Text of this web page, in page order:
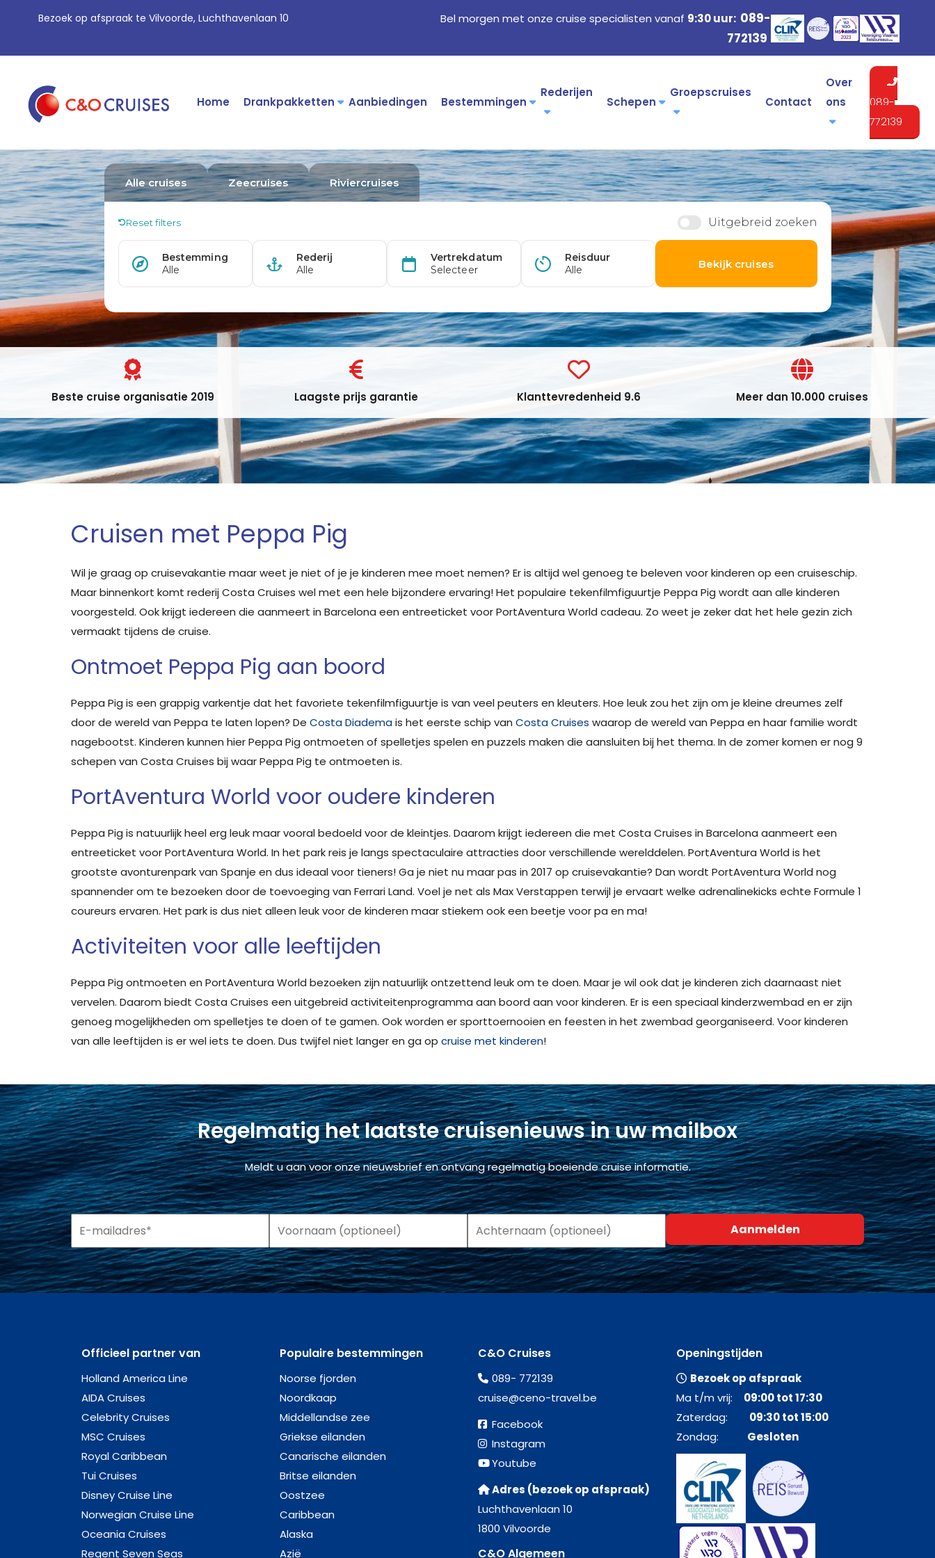
Bezoek op afspraak te Vilvoorde, Luchthavenlaan 10 Bel morgen met onze cruise specialisten vanaf 9:30 uur: 089-
772139
Home Drankpakketten Aanbiedingen Bestemmingen
Rederijen
Schepen
Groepscruises
Contact
Over
ons
089-
772139
Beste cruise organisatie 2019 Laagste prijs garantie Klanttevredenheid 9.6 Meer dan 10.000 cruises
Cruisen met Peppa Pig
Wil je graag op cruisevakantie maar weet je niet of je je kinderen mee moet nemen? Er is altijd wel genoeg te beleven voor kinderen op een cruiseschip.
Maar binnenkort komt rederij Costa Cruises wel met een hele bijzondere ervaring! Het populaire tekenfilmfiguurtje Peppa Pig wordt aan alle kinderen
voorgesteld. Ook krijgt iedereen die aanmeert in Barcelona een entreeticket voor PortAventura World cadeau. Zo weet je zeker dat het hele gezin zich
vermaakt tijdens de cruise.
Ontmoet Peppa Pig aan boord
Peppa Pig is een grappig varkentje dat het favoriete tekenfilmfiguurtje is van veel peuters en kleuters. Hoe leuk zou het zijn om je kleine dreumes zelf
door de wereld van Peppa te laten lopen? De Costa Diademais het eerste schip van Costa Cruises waarop de wereld van Peppa en haar familie wordt
nagebootst. Kinderen kunnen hier Peppa Pig ontmoeten of spelletjes spelen en puzzels maken die aansluiten bij het thema. In de zomer komen er nog 9
schepen van Costa Cruises bij waar Peppa Pig te ontmoeten is.
PortAventura World voor oudere kinderen
Peppa Pig is natuurlijk heel erg leuk maar vooral bedoeld voor de kleintjes. Daarom krijgt iedereen die met Costa Cruises in Barcelona aanmeert een
entreeticket voor PortAventura World. In het park reis je langs spectaculaire attracties door verschillende werelddelen. PortAventura World is het
grootste avonturenpark van Spanje en dus ideaal voor tieners! Ga je niet nu maar pas in 2017 op cruisevakantie? Dan wordt PortAventura World nog
spannender om te bezoeken door de toevoeging van Ferrari Land. Voel je net als Max Verstappen terwijl je ervaart welke adrenalinekicks echte Formule 1
coureurs ervaren. Het park is dus niet alleen leuk voor de kinderen maar stiekem ook een beetje voor pa en ma!
Activiteiten voor alle leeftijden
Peppa Pig ontmoeten en PortAventura World bezoeken zijn natuurlijk ontzettend leuk om te doen. Maar je wil ook dat je kinderen zich daarnaast niet
vervelen. Daarom biedt Costa Cruises een uitgebreid activiteitenprogramma aan boord aan voor kinderen. Er is een speciaal kinderzwembad en er zijn
genoeg mogelijkheden om spelletjes te doen of te gamen. Ook worden er sporttoernooien en feesten in het zwembad georganiseerd. Voor kinderen
van alle leeftijden is er wel iets te doen. Dus twijfel niet langer en ga op cruise met kinderen!
Regelmatig het laatste cruisenieuws in uw mailbox
Meldt u aan voor onze nieuwsbrief en ontvang regelmatig boeiende cruise informatie.
Officieel partner van
Holland America Line
AIDA Cruises
Celebrity Cruises
MSC Cruises
Royal Caribbean
Tui Cruises
Disney Cruise Line
Norwegian Cruise Line
Oceania Cruises
Regent Seven Seas
Populaire bestemmingen
Noorse fjorden
Noordkaap
Middellandse zee
Griekse eilanden
Canarische eilanden
Britse eilanden
Oostzee
Caribbean
Alaska
Azië
C&O Cruises
089- 772139
cruise@ceno-travel.be
Facebook
Instagram
Youtube
Adres (bezoek op afspraak)
Luchthavenlaan 10
1800 Vilvoorde
C&O Algemeen
Openingstijden
Bezoek op afspraak
Ma t/m vrij: 09:00 tot 17:30
Zaterdag: 09:30 tot 15:00
Zondag: Gesloten